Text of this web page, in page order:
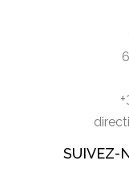
SUIVEZ-